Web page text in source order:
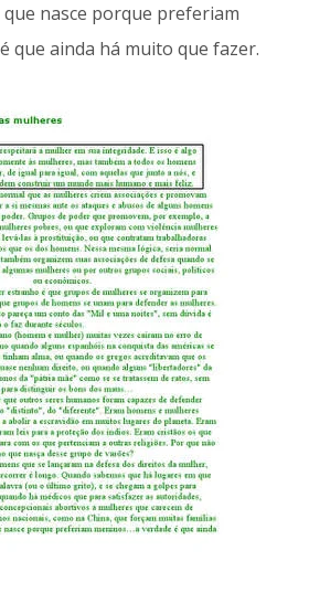
nasce porque preferiam
que ainda há muito que fazer.